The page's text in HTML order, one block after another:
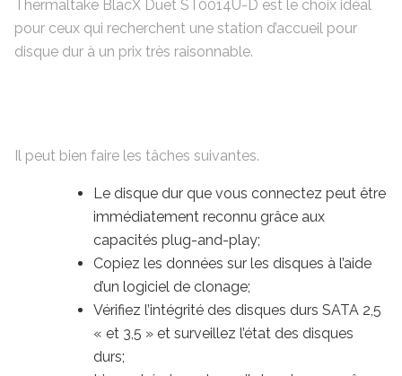
Thermaltake BlacX Duet ST0014U-D est le choix idéal
pour ceux qui recherchent une station d’accueil pour
disque dur à un prix très raisonnable.
Il peut bien faire les tâches suivantes.
Le disque dur que vous connectez peut être
immédiatement reconnu grâce aux
capacités plug-and-play;
Copiez les données sur les disques à l’aide
d’un logiciel de clonage;
Vérifiez l’intégrité des disques durs SATA 2,5
« et 3,5 » et surveillez l’état des disques
durs;